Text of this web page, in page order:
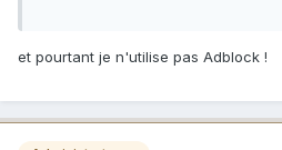
et pourtant je n'utilise pas Adblock !